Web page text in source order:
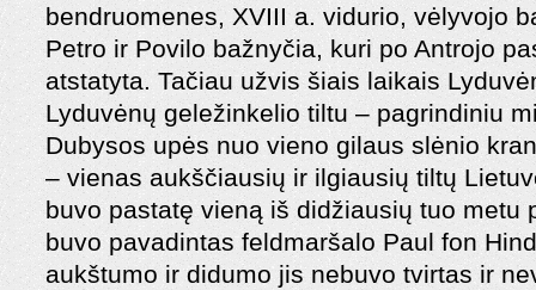
bendruomenes, XVIII a. vidurio, vėlyvojo
Petro ir Povilo bažnyčia, kuri po Antrojo
atstatyta. Tačiau užvis šiais laikais
Lyduvėnų geležinkelio tiltu – pagrindiniu
Dubysos upės nuo vieno gilaus slėnio
– vienas aukščiausių ir ilgiausių tiltų
buvo pastatę vieną iš didžiausių tuo metu
buvo pavadintas feldmaršalo Paul fon
aukštumo ir didumo jis nebuvo tvirtas ir